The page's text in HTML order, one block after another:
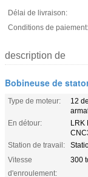
Délai de livraison:
Conditions de paiement:
description de
Bobineuse de
Type de moteur:
12
En détour:
LRK
Station de travail:
Vitesse
d'enroulement:
300